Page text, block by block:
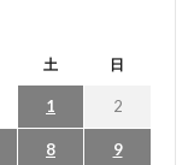
土 日
1 2
8 9